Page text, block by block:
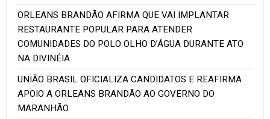
ORLEANS BRANDÃO AFIRMA QUE VAI IMPLANTAR
RESTAURANTE POPULAR PARA ATENDER
COMUNIDADES DO POLO OLHO D’ÁGUA DURANTE ATO
NA DIVINÉIA.
UNIÃO BRASIL OFICIALIZA CANDIDATOS E REAFIRMA
APOIO A ORLEANS BRANDÃO AO GOVERNO DO
MARANHÃO.